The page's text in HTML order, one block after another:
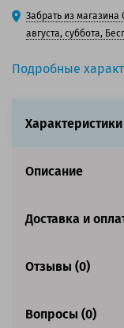
Подробные
Вид товара:
Ресурс:35 000
Страна:Япония
100 баллов
125 баллов
Забрать из магазина
августа, суббота,
Характеристики
Описание
Доставка и
Отзывы (0)
Вопросы (0)